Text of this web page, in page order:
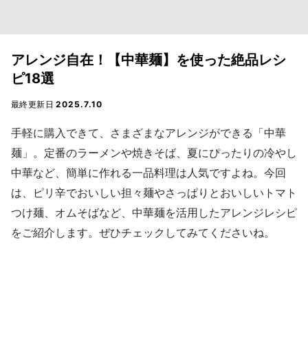
アレンジ自在！【中華麺】を使った絶品レシ
ピ18選
最終更新日2025.7.10
手軽に購入できて、さまざまなアレンジができる「中華
麺」。定番のラーメンや焼きそば、夏にぴったりの冷やし
中華など、簡単に作れる一品料理は人気ですよね。今回
は、ピリ辛でおいしい担々麺やさっぱりとおいしいトマト
つけ麺、オムそばなど、中華麺を活用したアレンジレシピ
をご紹介します。ぜひチェックしてみてくださいね。